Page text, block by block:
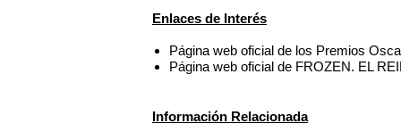
Enlaces de Interés
Página web oficial de los Premios
Página web oficial de FROZEN. EL
Información Relacionada